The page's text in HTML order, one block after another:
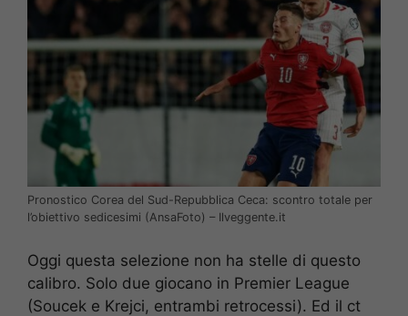
Pronostico Corea del Sud-Repubblica Ceca: scontro totale per
l’obiettivo sedicesimi (AnsaFoto) – Ilveggente.it
Oggi questa selezione non ha stelle di questo
calibro. Solo due giocano in Premier League
(Soucek e Krejci, entrambi retrocessi). Ed il ct